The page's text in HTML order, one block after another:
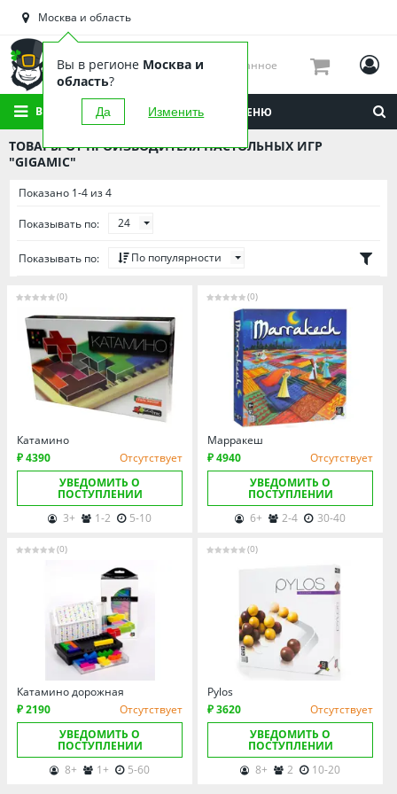
Башкортостан
Брянская область
Вологодская область
Воронежская область
Иркутская область
Калининградская область
Кировская область
Липецкая область
Мордовия
Москва и область
Нижегородская область
Новосибирская область
Омская область
Оренбургская область
Пензенская область
Пермский край
Ростовская область
Санкт-Петербург и область
Самарская область
Саратовская область
Свердловская область
Смоленская область
Ставропольский край
Тамбовская область
Татарстан
Тверская область
Москва и область
Вы в регионе Москва и
область?
Да Изменить
Избранное
ВСЕ КАТЕГОРИИ МЕНЮ
ТОВАРЫ ОТ ПРОИЗВОДИТЕЛЯ НАСТОЛЬНЫХ ИГР
"GIGAMIC"
Показано 1-4 из 4
Показывать по: 24
Показывать по: По популярности
(0)
Катамино
₽ 4390
Отсутствует
УВЕДОМИТЬ О
ПОСТУПЛЕНИИ
3+
1-2 5-10
(0)
Марракеш
₽ 4940
Отсутствует
УВЕДОМИТЬ О
ПОСТУПЛЕНИИ
6+
2-4 30-40
(0)
Катамино дорожная
₽ 2190
Отсутствует
УВЕДОМИТЬ О
ПОСТУПЛЕНИИ
8+
1+ 5-60
(0)
Pylos
₽ 3620
Отсутствует
УВЕДОМИТЬ О
ПОСТУПЛЕНИИ
8+
2 10-20